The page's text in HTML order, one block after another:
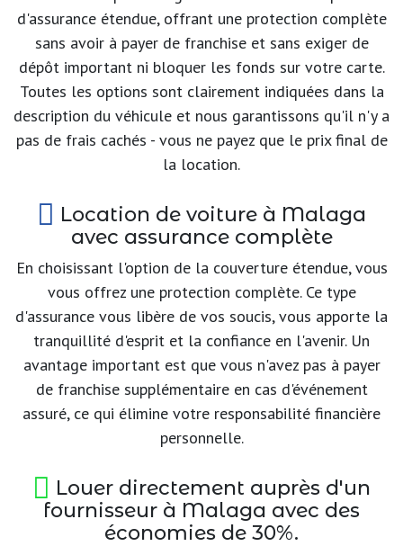
d'assurance étendue, offrant une protection complète
sans avoir à payer de franchise et sans exiger de
dépôt important ni bloquer les fonds sur votre carte.
Toutes les options sont clairement indiquées dans la
description du véhicule et nous garantissons qu'il n'y a
pas de frais cachés - vous ne payez que le prix final de
la location.
Location de voiture à Malaga
avec assurance complète
En choisissant l'option de la couverture étendue, vous
vous offrez une protection complète. Ce type
d'assurance vous libère de vos soucis, vous apporte la
tranquillité d'esprit et la confiance en l'avenir. Un
avantage important est que vous n'avez pas à payer
de franchise supplémentaire en cas d'événement
assuré, ce qui élimine votre responsabilité financière
personnelle.
Louer directement auprès d'un
fournisseur à Malaga avec des
économies de 30%.